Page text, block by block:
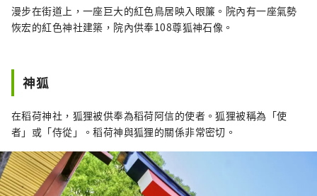
的原畫以及藤子·F·不二雄曾經使用過的桌
子。設施內還設有真人大小的商品，並允許遊
第一個星期日舉行的。人們會抬著形狀像陰莖
的便攜式神轎參加祭祀，該節日以祈求生育和
漫步在街道上，一座巨大的紅色鳥居映入眼簾。院內有一座氣勢
恢宏的紅色神社建築，院內供奉108尊狐神石像。
神狐
在稻荷神社，狐狸被供奉為稻荷阿信的使者。狐狸被稱為「使
者」或「侍從」。稻荷神與狐狸的關係非常密切。